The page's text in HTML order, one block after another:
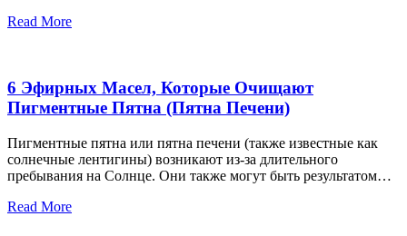
Read More
6 Эфирных Масел, Которые Очищают
Пигментные Пятна (Пятна Печени)
Пигментные пятна или пятна печени (также известные как
солнечные лентигины) возникают из-за длительного
пребывания на Солнце. Они также могут быть результатом…
Read More